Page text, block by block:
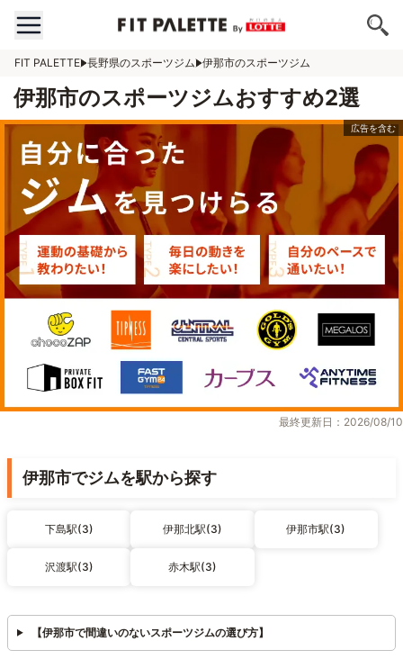
FIT PALETTE 長野県のスポーツジム 伊那市のスポーツジム
伊那市のスポーツジムおすすめ2選
最終更新日：2026/08/10
伊那市でジムを駅から探す
下島駅(3) 伊那北駅(3) 伊那市駅(3)
沢渡駅(3) 赤木駅(3)
【伊那市で間違いのないスポーツジムの選び方】